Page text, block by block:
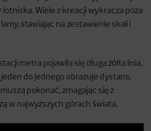
Wiele z kreacji wykracza poza
stawiając na zestawienie skali i
metra pojawiła się długa żółta linia,
do jednego obrazuje dystans,
pokonać, zmagając się z
w najwyższych górach świata,